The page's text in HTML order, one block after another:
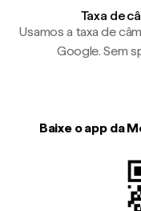
Taxa de
Usamos a taxa de
Google. Sem
Baixe o app da